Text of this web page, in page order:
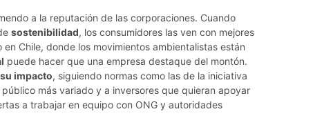
a la reputación de las corporaciones. Cuando
sostenibilidad, los consumidores las ven con mejores
Chile, donde los movimientos ambientalistas están
puede hacer que una empresa destaque del montón.
impacto, siguiendo normas como las de la iniciativa
más variado y a inversores que quieran apoyar
a trabajar en equipo con ONG y autoridades